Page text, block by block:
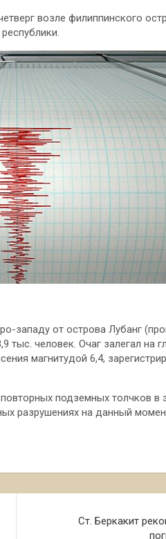
возле филиппинского
западу от острова Лубанг
тыс. человек. Очаг залегал на
магнитудой 6,4,
подземных толчков в
разрушениях на данный
Ст. Беркакит